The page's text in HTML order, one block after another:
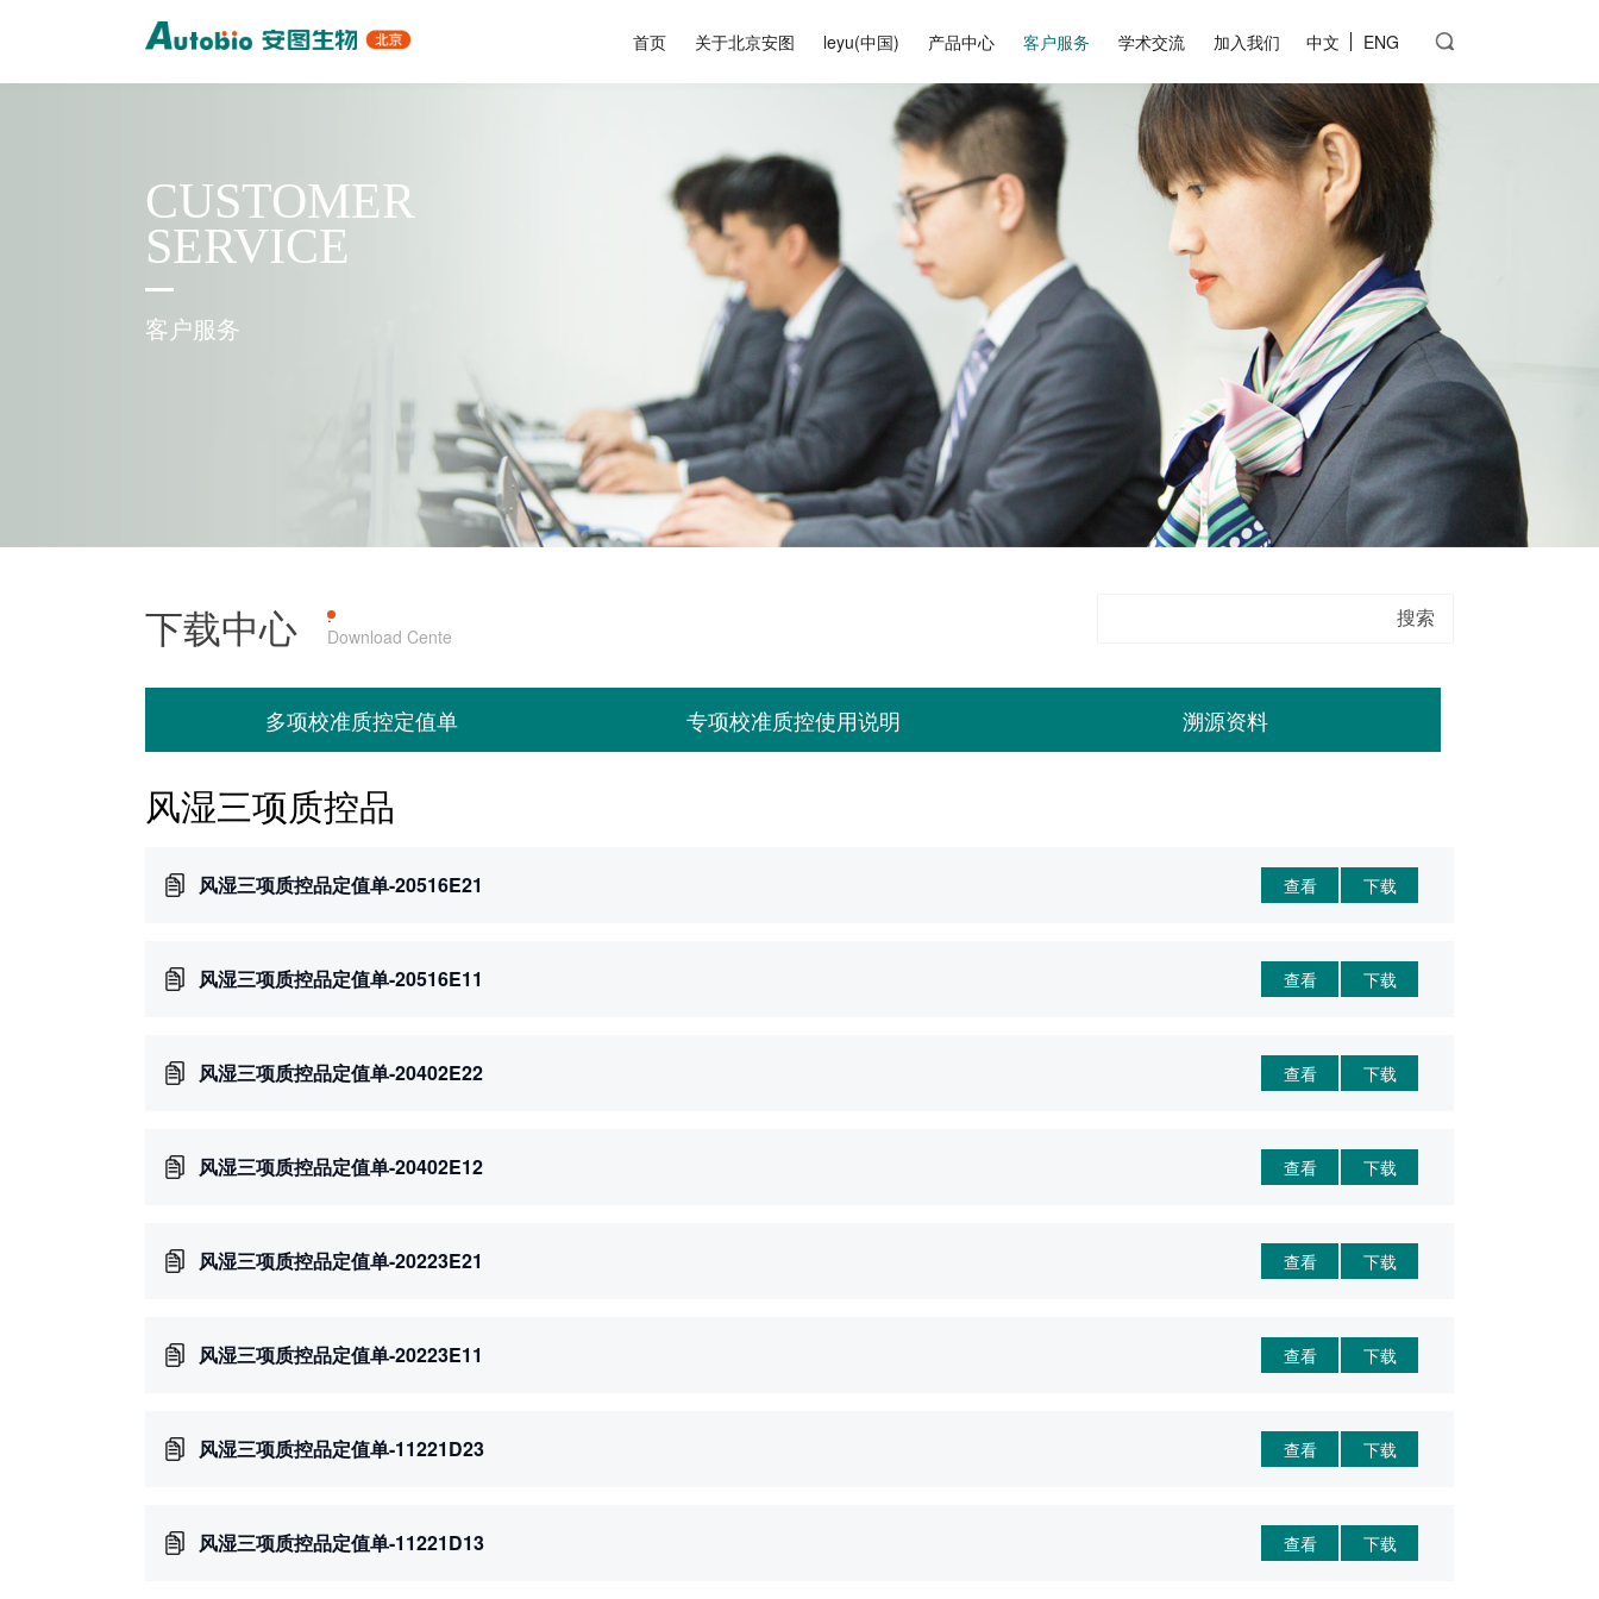
首页 关于北京安图 leyu(中国) 产品中心 客户服务 学术交流 加入我们 中文 ENG
CUSTOMER
SERVICE
客户服务
下载中心 ·
Download Cente
多项校准质控定值单 专项校准质控使用说明 溯源资料
风湿三项质控品
风湿三项质控品定值单-20516E21 查看 下载
风湿三项质控品定值单-20516E11 查看 下载
风湿三项质控品定值单-20402E22 查看 下载
风湿三项质控品定值单-20402E12 查看 下载
风湿三项质控品定值单-20223E21 查看 下载
风湿三项质控品定值单-20223E11 查看 下载
风湿三项质控品定值单-11221D23 查看 下载
风湿三项质控品定值单-11221D13 查看 下载